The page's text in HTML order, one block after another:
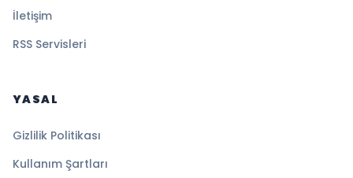
İletişim
RSS Servisleri
YASAL
Gizlilik Politikası
Kullanım Şartları